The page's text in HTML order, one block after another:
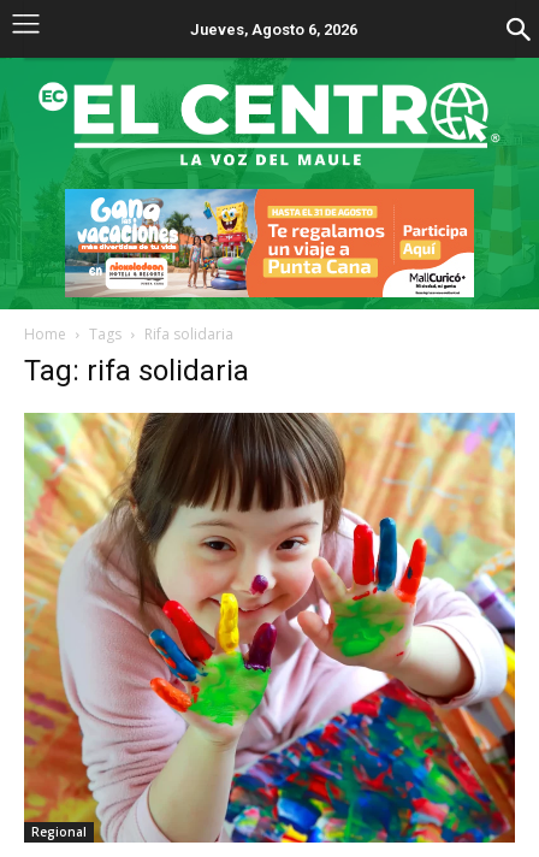
Jueves, Agosto 6, 2026
Home Tags Rifa solidaria
Tag: rifa solidaria
Regional